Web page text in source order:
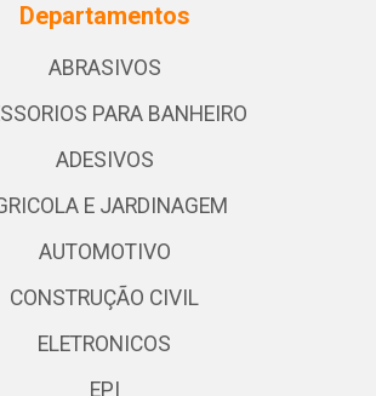
Departamentos
ABRASIVOS
PARA BANHEIRO
ADESIVOS
E JARDINAGEM
AUTOMOTIVO
CONSTRUÇÃO CIVIL
ELETRONICOS
EPI